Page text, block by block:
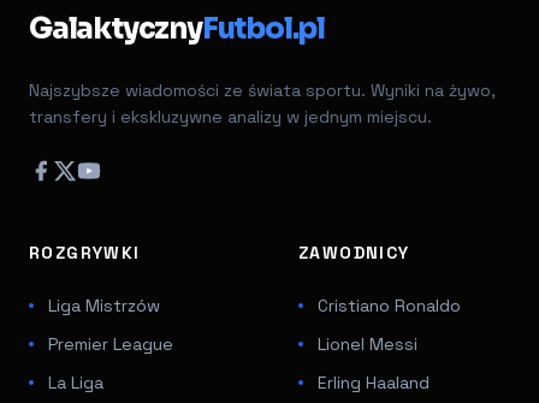
GalaktycznyFutbol.pl
Najszybsze wiadomości ze świata sportu. Wyniki na żywo,
transfery i ekskluzywne analizy w jednym miejscu.
ROZGRYWKI
Liga Mistrzów
Premier League
La Liga
ZAWODNICY
Cristiano Ronaldo
Lionel Messi
Erling Haaland